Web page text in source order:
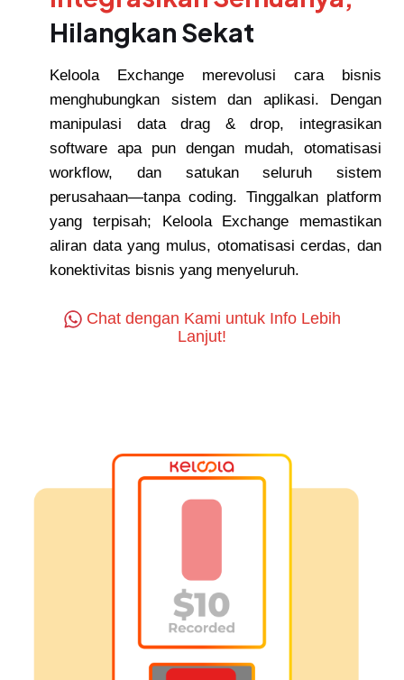
Hilangkan Sekat
Keloola Exchange merevolusi cara bisnis
menghubungkan sistem dan aplikasi. Dengan
manipulasi data drag & drop, integrasikan
software apa pun dengan mudah, otomatisasi
workflow, dan satukan seluruh sistem
perusahaan—tanpa coding. Tinggalkan platform
yang terpisah; Keloola Exchange memastikan
aliran data yang mulus, otomatisasi cerdas, dan
konektivitas bisnis yang menyeluruh.
Chat dengan Kami untuk Info Lebih
Lanjut!